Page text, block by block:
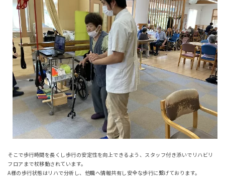
そこで歩行時間を長くし歩行の安定性を向上できるよう、スタッフ付き添いでリハビリ
フロアまで杖移動されています。
A様の歩行状態はリハで分析し、他職へ情報共有し安全な歩行に繋げております。